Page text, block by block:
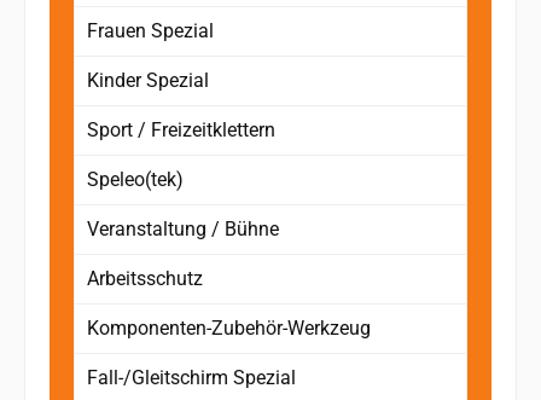
Frauen Spezial
Kinder Spezial
Sport / Freizeitklettern
Speleo(tek)
Veranstaltung / Bühne
Arbeitsschutz
Komponenten-Zubehör-Werkzeug
Fall-/Gleitschirm Spezial